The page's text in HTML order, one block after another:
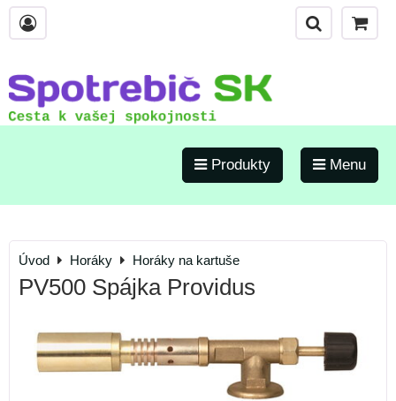
Produkty Menu
Úvod Horáky Horáky na kartuše
PV500 Spájka Providus